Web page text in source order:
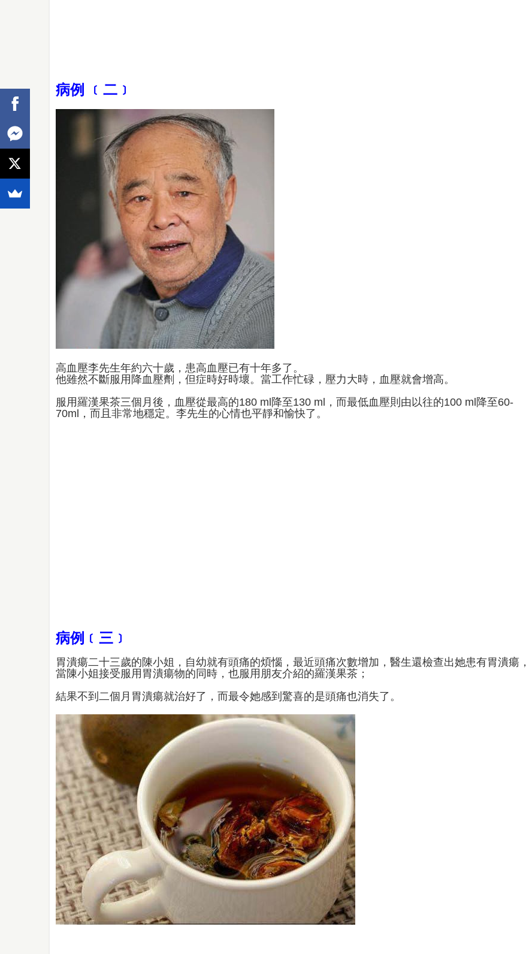
病例 ﹝二﹞
高血壓李先生年約六十歲，患高血壓已有十年多了。
他雖然不斷服用降血壓劑，但症時好時壞。當工作忙碌，壓力大時，血壓就會增高。
服用羅漢果茶三個月後，血壓從最高的180 ml降至130 ml，而最低血壓則由以往的100 ml降至60-
70ml，而且非常地穩定。李先生的心情也平靜和愉快了。
病例﹝三﹞
胃潰瘍二十三歲的陳小姐，自幼就有頭痛的煩惱，最近頭痛次數增加，醫生還檢查出她患有胃潰瘍，
當陳小姐接受服用胃潰瘍物的同時，也服用朋友介紹的羅漢果茶；
結果不到二個月胃潰瘍就治好了，而最令她感到驚喜的是頭痛也消失了。